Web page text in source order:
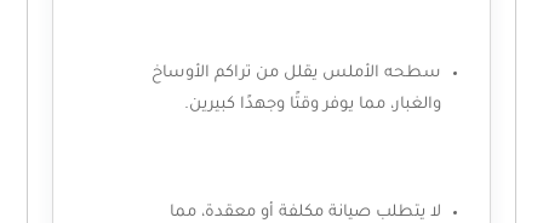
سطحه الأملس يقلل من تراكم الأوساخ
والغبار، مما يوفر وقتًا وجهدًا كبيرين.
لا يتطلب صيانة مكلفة أو معقدة، مما